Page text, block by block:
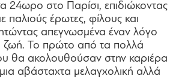
24ωρο στο Παρίσι, επιδιώκοντας
παλιούς έρωτες, φίλους και
απεγνωσμένα έναν λόγο
ζωή. Το πρώτο από τα πολλά
θα ακολουθούσαν στην καριέρα
αβάσταχτα μελαγχολική αλλά